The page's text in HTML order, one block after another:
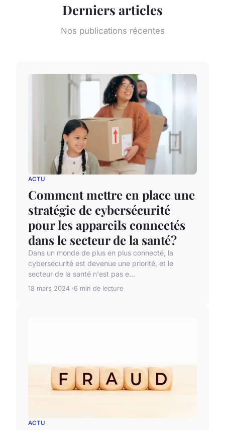
Derniers articles
Nos publications récentes
ACTU
Comment mettre en place une
stratégie de cybersécurité
pour les appareils connectés
dans le secteur de la santé?
Dans un monde de plus en plus connecté, la
cybersécurité est devenue une priorité, et le
secteur de la santé n'est pas e...
18 mars 2024 6 min de lecture
ACTU